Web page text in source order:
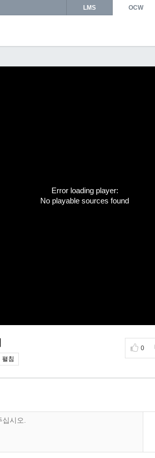
LMS OCW
Error loading player:
No playable sources found
펼침
0